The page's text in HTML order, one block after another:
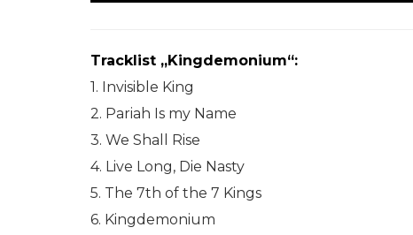
Tracklist „Kingdemonium“:
1. Invisible King
2. Pariah Is my Name
3. We Shall Rise
4. Live Long, Die Nasty
5. The 7th of the 7 Kings
6. Kingdemonium